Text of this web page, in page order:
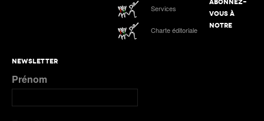
Services
Charte éditoriale
ABONNEZ-
VOUS À
NOTRE
NEWSLETTER
Prénom